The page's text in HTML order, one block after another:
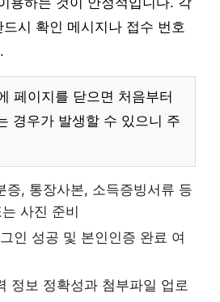
용하는 것이 안정적입니다. 각
시 확인 메시지나 접수 번호
페이지를 닫으면 처음부터
경우가 발생할 수 있으니 주
증, 통장사본, 소득증빙서류 등
사진 준비
인 성공 및 본인인증 완료 여
정보 정확성과 첨부파일 업로